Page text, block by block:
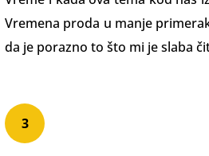
Vremena proda u manje
da je porazno to što mi je slaba
3